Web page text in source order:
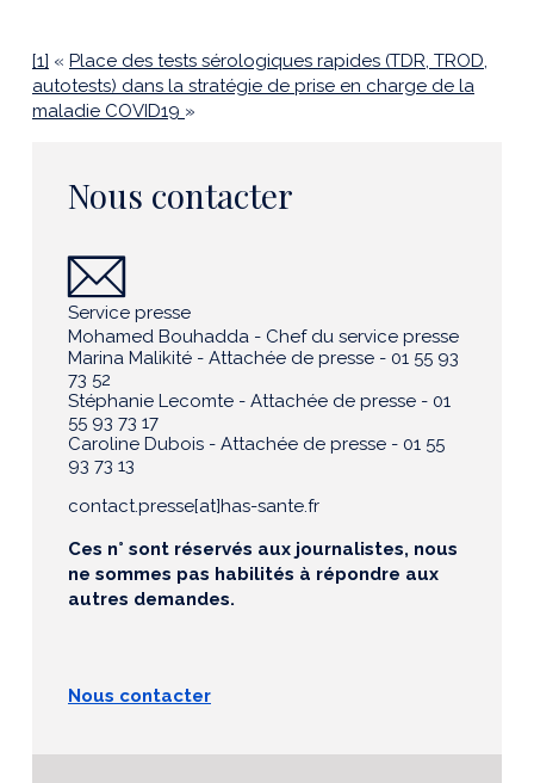
[1] « Place des tests sérologiques rapides (TDR, TROD,
autotests) dans la stratégie de prise en charge de la
maladie COVID19 »
Nous contacter
Service presse
Mohamed Bouhadda - Chef du service presse
Marina Malikité - Attachée de presse - 01 55 93
73 52
Stéphanie Lecomte - Attachée de presse - 01
55 93 73 17
Caroline Dubois - Attachée de presse - 01 55
93 73 13
contact.presse[at]has-sante.fr
Ces n° sont réservés aux journalistes, nous
ne sommes pas habilités à répondre aux
autres demandes.
Nous contacter